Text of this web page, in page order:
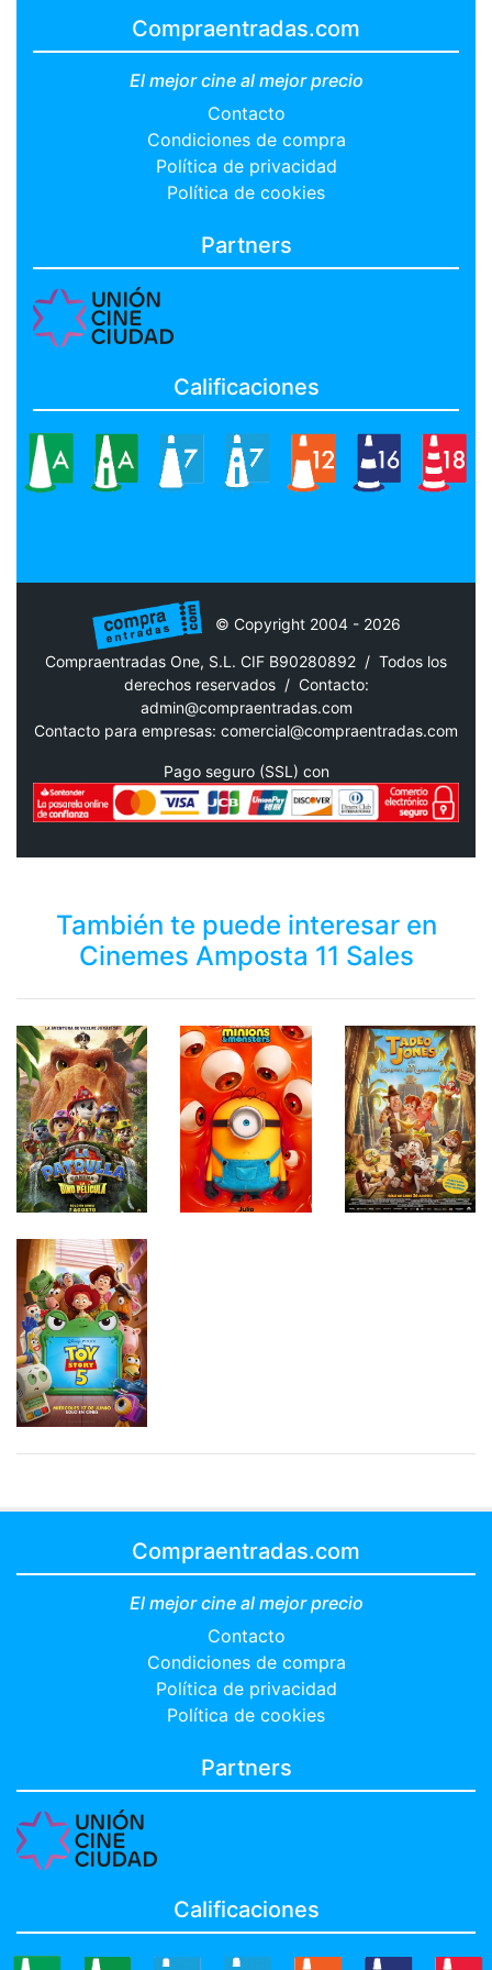
Compraentradas.com
El mejor cine al mejor precio
Contacto
Condiciones de compra
Política de privacidad
Política de cookies
Partners
Calificaciones
© Copyright 2004 - 2026
Compraentradas One, S.L. CIF B90280892 / Todos los
derechos reservados / Contacto:
admin@compraentradas.com
Contacto para empresas: comercial@compraentradas.com
Pago seguro (SSL) con
También te puede interesar en
Cinemes Amposta 11 Sales
Compraentradas.com
El mejor cine al mejor precio
Contacto
Condiciones de compra
Política de privacidad
Política de cookies
Partners
Calificaciones